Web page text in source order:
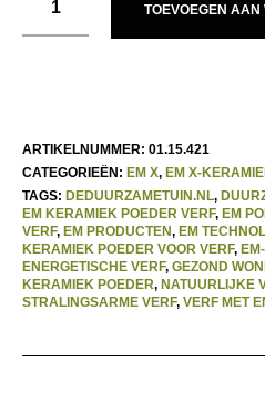
TOEVOEGEN AAN
ARTIKELNUMMER: 01.15.421
CATEGORIEËN: EM X, EM X-
TAGS: DEDUURZAMETUIN.NL,
EM KERAMIEK POEDER VERF, EM
VERF, EM PRODUCTEN, EM
KERAMIEK POEDER VOOR VERF,
ENERGETISCHE VERF, GEZOND
KERAMIEK POEDER, NATUURLIJKE
STRALINGSARME VERF, VERF MET